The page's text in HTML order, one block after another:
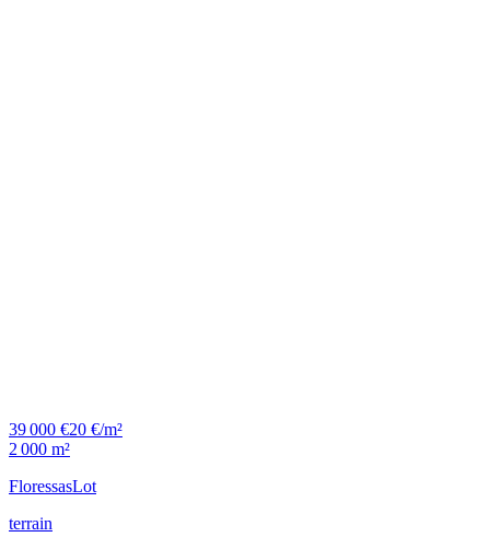
39 000 €20 €/m²
2 000 m²
FloressasLot
terrain